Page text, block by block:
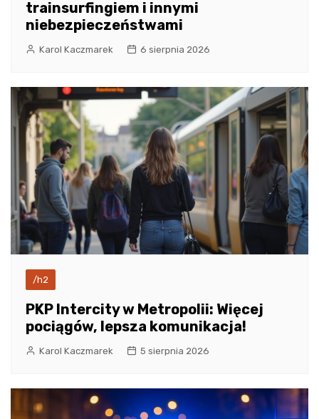
trainsurfingiem i innymi
niebezpieczeństwami
Karol Kaczmarek 6 sierpnia 2026
/h2
PKP Intercity w Metropolii: Więcej
pociągów, lepsza komunikacja!
Karol Kaczmarek 5 sierpnia 2026